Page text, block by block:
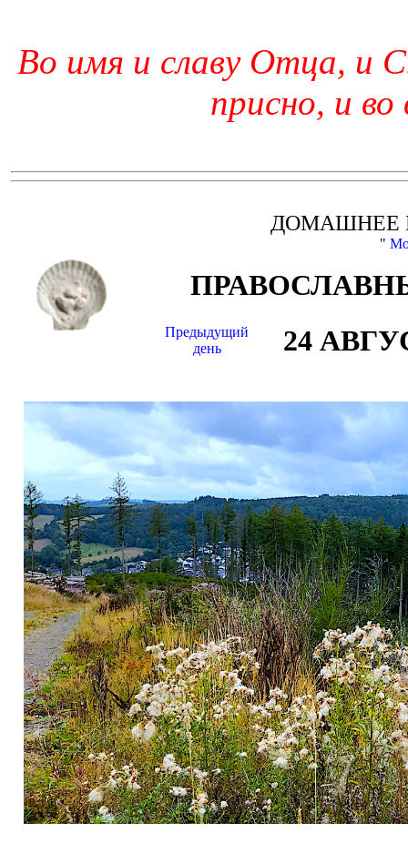
Во имя и славу Отца, и
присно, и во
ДОМАШНЕЕ
"
Предыдущий
день
24